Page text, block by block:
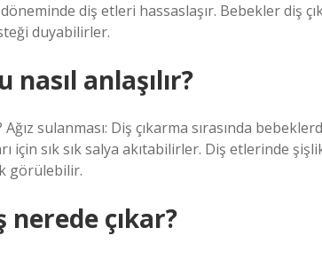
diş etleri hassaslaşır. Bebekler diş
duyabilirler.
anlaşılır?
Ağız sulanması: Diş çıkarma sırasında
için sık sık salya akıtabilirler. Diş etlerinde şişlik
görülebilir.
çıkar?